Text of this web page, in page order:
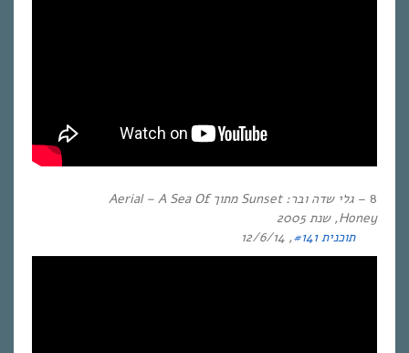
8 – גלי שדה ובר:Sunset מתוךAerial –
A Sea Of
Honey
,שנת
תוכנית #141
, 12/6/14